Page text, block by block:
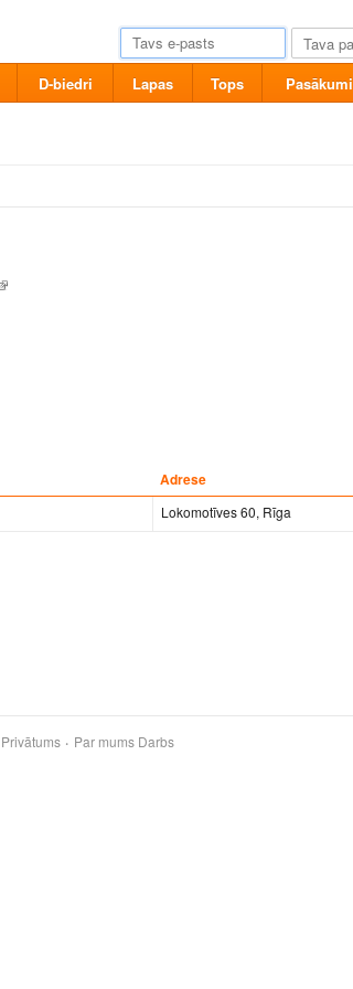
D-biedri Lapas Tops Pasākumi
Adrese
Lokomotīves 60, Rīga
Privātums Par mums Darbs